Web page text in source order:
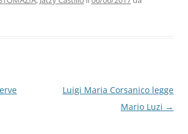
n p m di
Luigi Maria Corsanico legge
Mario Luzi →